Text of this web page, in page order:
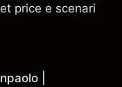
price e scenari
|